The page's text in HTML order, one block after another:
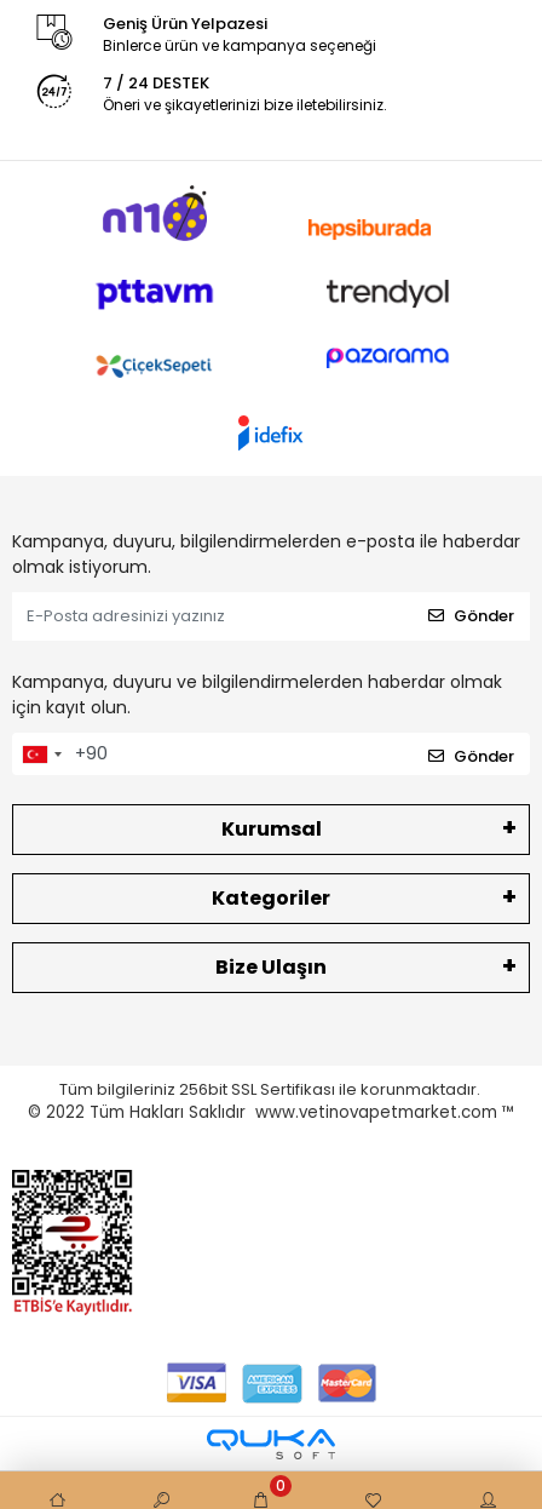
Geniş Ürün Yelpazesi
Binlerce ürün ve kampanya seçeneği
7 / 24 DESTEK
Öneri ve şikayetlerinizi bize iletebilirsiniz.
Kampanya, duyuru, bilgilendirmelerden e-posta ile haberdar
olmak istiyorum.
Gönder
Kampanya, duyuru ve bilgilendirmelerden haberdar olmak
için kayıt olun.
Gönder
Kurumsal
Kategoriler
Bize Ulaşın
Tüm bilgileriniz 256bit SSL Sertifikası ile korunmaktadır.
© 2022 Tüm Hakları Saklıdır www.vetinovapetmarket.com ™
0